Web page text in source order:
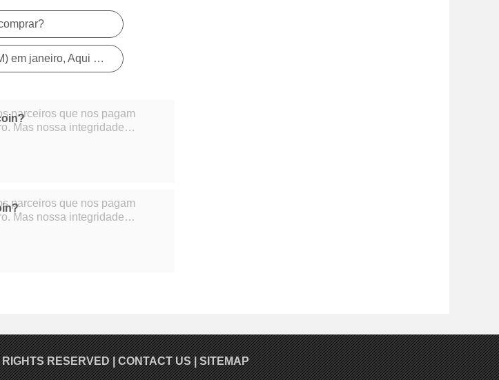
Se você comprasse $ 1, 000 Worth of Cosmos (ATOM) em janeiro, Aqui está quanto você teria agora
parceiros que nos pagam
Mas nossa integridade
parceiros que nos pagam
Mas nossa integridade
RESERVED |CONTACT US|SITEMAP